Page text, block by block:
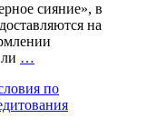
сияние», в
на
…